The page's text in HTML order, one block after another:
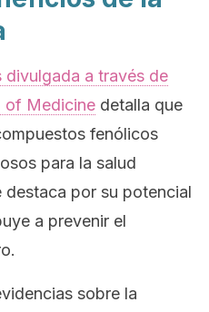
divulgada a través de
of Medicine detalla que
fenólicos
para la salud
destaca por su potencial
a prevenir el
sobre la